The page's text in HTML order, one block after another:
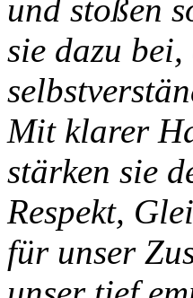
und stoßen
sie dazu
Mit klarer
stärken sie
Respekt,
für unser